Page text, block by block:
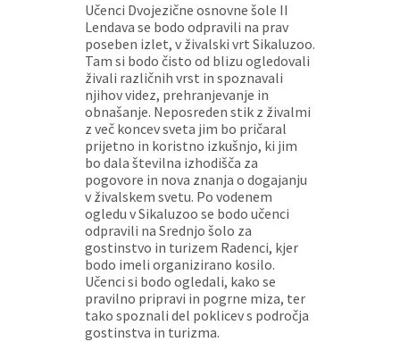
Učenci Dvojezične osnovne šole II
Lendava se bodo odpravili na prav
poseben izlet, v živalski vrt Sikaluzoo.
Tam si bodo čisto od blizu ogledovali
živali različnih vrst in spoznavali
njihov videz, prehranjevanje in
obnašanje. Neposreden stik z živalmi
z več koncev sveta jim bo pričaral
prijetno in koristno izkušnjo, ki jim
bo dala številna izhodišča za
pogovore in nova znanja o dogajanju
v živalskem svetu. Po vodenem
ogledu v Sikaluzoo se bodo učenci
odpravili na Srednjo šolo za
gostinstvo in turizem Radenci, kjer
bodo imeli organizirano kosilo.
Učenci si bodo ogledali, kako se
pravilno pripravi in pogrne miza, ter
tako spoznali del poklicev s področja
gostinstva in turizma.